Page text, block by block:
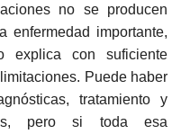
no se producen
enfermedad importante,
explica con suficiente
Puede haber
tratamiento y
pero si toda esa